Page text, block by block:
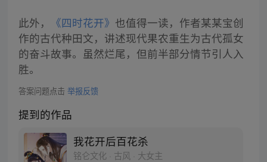
此外， 《四时花开》 也值得一读，作者某某宝创
作的古代种田文，讲述现代果农重生为古代孤女
的奋斗故事。虽然烂尾，但前半部分情节引人入
胜。
答案问题点击 举报反馈
提到的作品
我花开后百花杀
铭仑文化 · 古风 · 大女主